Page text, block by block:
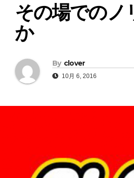
その場でのノ
か
By clover
10月 6, 2016